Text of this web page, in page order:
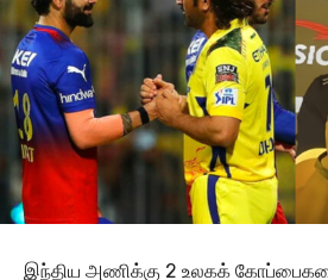
இந்திய அணிக்கு 2 உலகக்